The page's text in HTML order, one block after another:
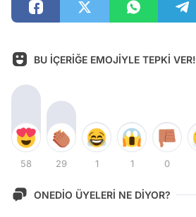
BU İÇERİĞE EMOJİYLE TEPKİ VER!
58 29 1 1 0
ONEDİO ÜYELERİ NE DİYOR?